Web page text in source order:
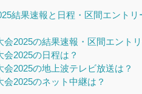
結果速報と日程・区間エント
2025の結果速報・区間エント
2025の日程は？
2025の地上波テレビ放送は？
2025のネット中継は？